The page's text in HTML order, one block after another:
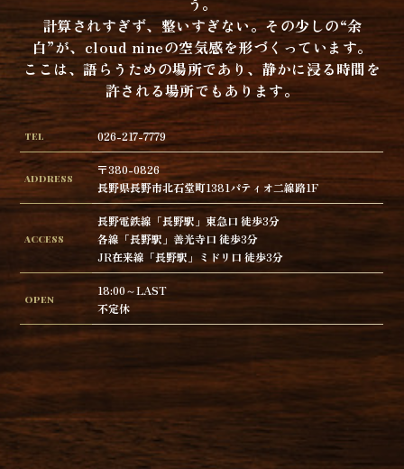
計算されすぎず、整いすぎない。その少しの“余
白”が、cloud nineの空気感を形づくっています。
ここは、語らうための場所であり、静かに浸る時間を
許される場所でもあります。
TEL 026-217-7779
ADDRESS
〒380-0826
長野県長野市北石堂町1381パティオ二線路1F
ACCESS
長野電鉄線「長野駅」東急口 徒歩3分
各線「長野駅」善光寺口 徒歩3分
JR在来線「長野駅」ミドリ口 徒歩3分
OPEN
18:00～LAST
不定休